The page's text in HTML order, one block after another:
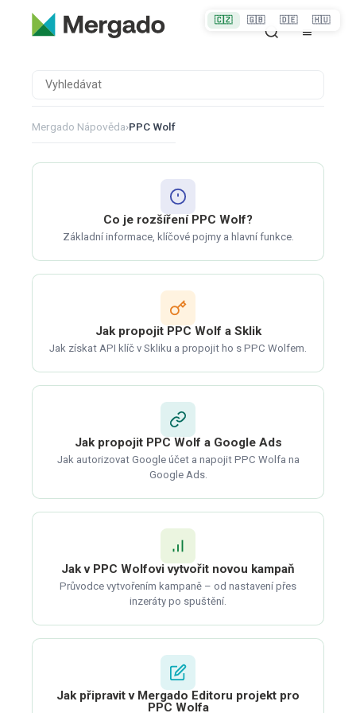
Mergado Nápověda›PPC Wolf
Co je rozšíření PPC Wolf?
Základní informace, klíčové pojmy a hlavní funkce.
Jak propojit PPC Wolf a Sklik
Jak získat API klíč v Skliku a propojit ho s PPC Wolfem.
Jak propojit PPC Wolf a Google Ads
Jak autorizovat Google účet a napojit PPC Wolfa na
Google Ads.
Jak v PPC Wolfovi vytvořit novou kampaň
Průvodce vytvořením kampaně – od nastavení přes
inzeráty po spuštění.
Jak připravit v Mergado Editoru projekt pro
PPC Wolfa
🇨🇿 🇬🇧 🇩🇪 🇭🇺